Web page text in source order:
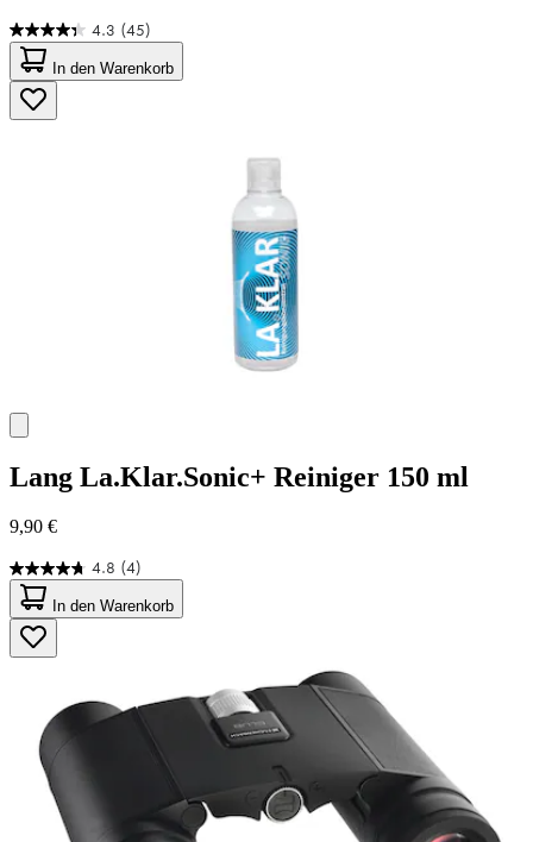
4.3 (45)
4.3
von
5
Sternen.
45
In den Warenkorb
Lang La.Klar.Sonic+ Reiniger 150 ml
9,90 €
4.8 (4)
4.8
von
5
Sternen.
4
In den Warenkorb